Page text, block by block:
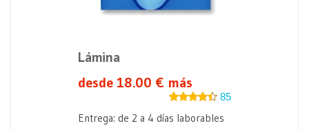
Lámina
desde 18.00 € más
85
Entrega: de 2 a 4 días laborables